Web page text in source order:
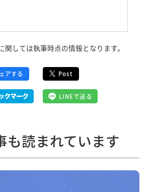
関しては執筆時点の情報となります。
アする Post
LINEで送る
も読まれています